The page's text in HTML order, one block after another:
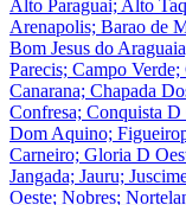
Alto Paraguai; Alto
Arenapolis; Barao de
Bom Jesus do
Parecis; Campo
Canarana; Chapada
Confresa; Conquista
Dom Aquino;
Carneiro; Gloria D
Jangada; Jauru;
Oeste; Nobres;